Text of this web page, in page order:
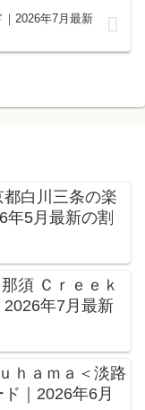
2026年7月最新
白川三条の楽
年5月最新の割
須 Ｃｒｅｅｋ
年7月最新
ｈａｍａ＜淡路
｜2026年6月